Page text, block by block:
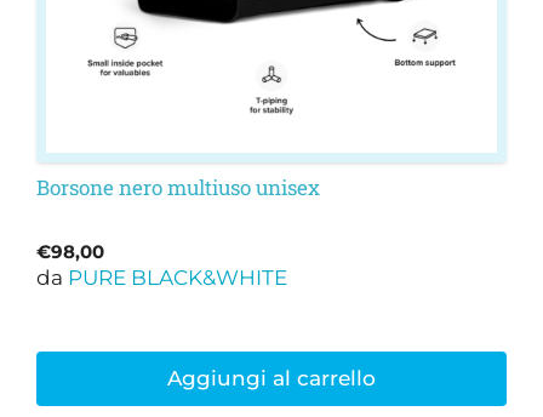
Borsone nero multiuso unisex
€98,00
da PURE BLACK&WHITE
Aggiungi al carrello